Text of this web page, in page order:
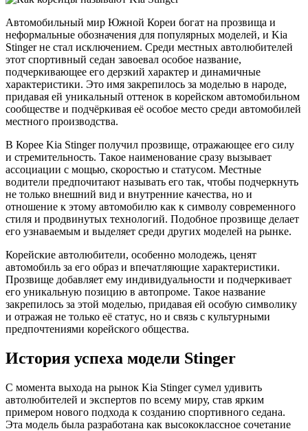
Автомобильный мир Южной Кореи богат на прозвища и
неформальные обозначения для популярных моделей, и Kia
Stinger не стал исключением. Среди местных автолюбителей
этот спортивный седан завоевал особое название,
подчеркивающее его дерзкий характер и динамичные
характеристики. Это имя закрепилось за моделью в народе,
придавая ей уникальный оттенок в корейском автомобильном
сообществе и подчёркивая её особое место среди автомобилей
местного производства.
В Корее Kia Stinger получил прозвище, отражающее его силу
и стремительность. Такое наименование сразу вызывает
ассоциации с мощью, скоростью и статусом. Местные
водители предпочитают называть его так, чтобы подчеркнуть
не только внешний вид и внутренние качества, но и
отношение к этому автомобилю как к символу современного
стиля и продвинутых технологий. Подобное прозвище делает
его узнаваемым и выделяет среди других моделей на рынке.
Корейские автолюбители, особенно молодежь, ценят
автомобиль за его образ и впечатляющие характеристики.
Прозвище добавляет ему индивидуальности и подчеркивает
его уникальную позицию в автопроме. Такое название
закрепилось за этой моделью, придавая ей особую символику
и отражая не только её статус, но и связь с культурными
предпочтениями корейского общества.
История успеха модели Stinger
С момента выхода на рынок Kia Stinger сумел удивить
автолюбителей и экспертов по всему миру, став ярким
примером нового подхода к созданию спортивного седана.
Эта модель была разработана как высококлассное сочетание